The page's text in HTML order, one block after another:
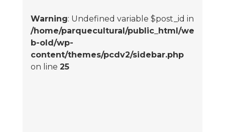
Warning: Undefined variable $post_id in
/home/parquecultural/public_html/we
b-old/wp-
content/themes/pcdv2/sidebar.php
on line 25